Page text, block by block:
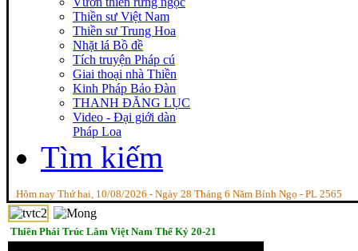
Thiền sư Việt Nam
Thiền sư Trung Hoa
Nhặt lá Bồ đề
Tích truyện Pháp cú
Giai thoại nhà Thiền
Kinh Pháp Bảo Đàn
THANH ĐĂNG LỤC
Video - Đại giới dàn
Pháp Loa
Tìm kiếm
Hôm nay Thứ hai, 10/08/2026 - Ngày 28 Tháng 6 Năm Bính Ngọ - PL 2565
Thiền Phái Trúc Lâm Việt Nam Thế Kỷ 20-21